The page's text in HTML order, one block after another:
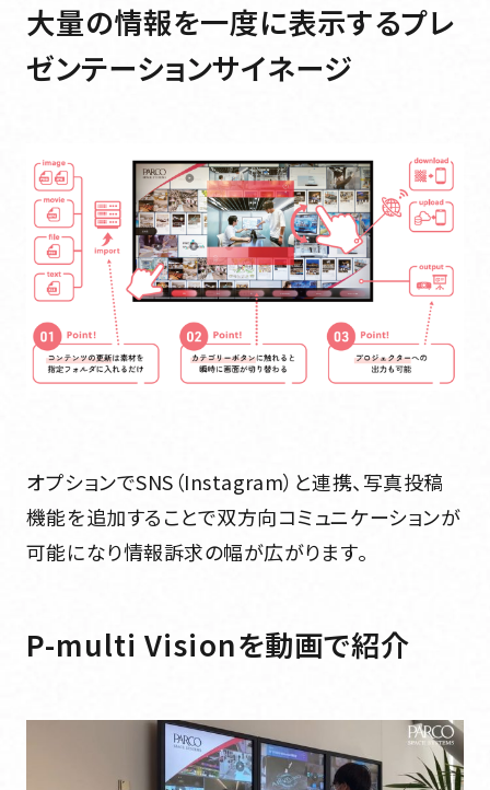
採用情報
採用情報
大量の情報を一度に表示するプレ
ゼンテーションサイネージ
オプションでSNS（Instagram）と連携、写真投稿
機能を追加することで双方向コミュニケーションが
可能になり情報訴求の幅が広がります。
P-multi Visionを動画で紹介